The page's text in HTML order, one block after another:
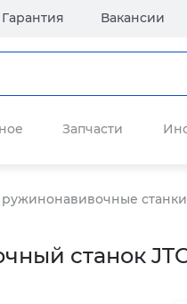
Гарантия Вакансии
Запчасти
станки
станок